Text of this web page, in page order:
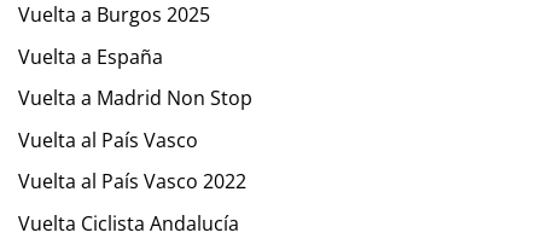
Vuelta a Burgos 2025
Vuelta a España
Vuelta a Madrid Non Stop
Vuelta al País Vasco
Vuelta al País Vasco 2022
Vuelta Ciclista Andalucía